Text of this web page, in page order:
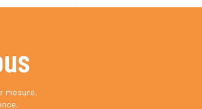
mesure,